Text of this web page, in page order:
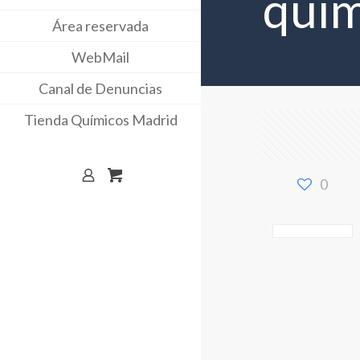
Área reservada
WebMail
Canal de Denuncias
Tienda Químicos Madrid
0